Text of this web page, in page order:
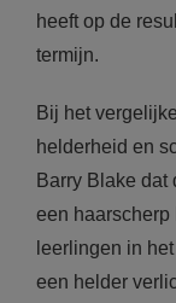
heeft op de
termijn.
Bij het
helderheid en
Barry Blake
een haarscherp
leerlingen in
een helder